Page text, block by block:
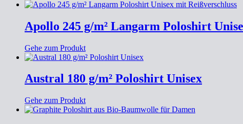
Apollo 245 g/m² Langarm Poloshirt
Gehe zum Produkt
Austral 180 g/m² Poloshirt Unisex
Gehe zum Produkt